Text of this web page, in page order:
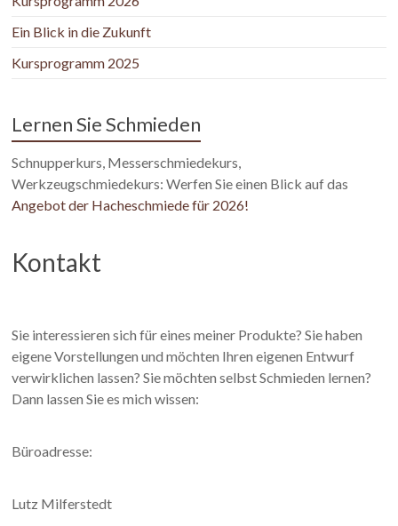
Ein Blick in die Zukunft
Kursprogramm 2025
Lernen Sie Schmieden
Schnupperkurs, Messerschmiedekurs,
Werkzeugschmiedekurs: Werfen Sie einen Blick auf das
Angebot der Hacheschmiede für 2026!
Kontakt
Sie interessieren sich für eines meiner Produkte? Sie haben
eigene Vorstellungen und möchten Ihren eigenen Entwurf
verwirklichen lassen? Sie möchten selbst Schmieden lernen?
Dann lassen Sie es mich wissen:
Büroadresse:
Lutz Milferstedt